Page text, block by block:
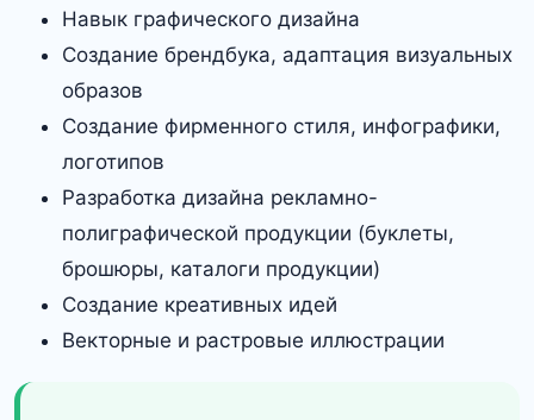
Навык графического дизайна
Создание брендбука, адаптация визуальных
образов
Создание фирменного стиля, инфографики,
логотипов
Разработка дизайна рекламно-
полиграфической продукции (буклеты,
брошюры, каталоги продукции)
Создание креативных идей
Векторные и растровые иллюстрации